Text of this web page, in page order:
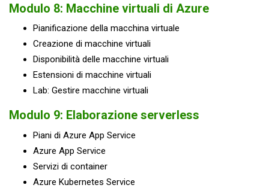
Modulo 8: Macchine virtuali di Azure
Pianificazione della macchina virtuale
Creazione di macchine virtuali
Disponibilità delle macchine virtuali
Estensioni di macchine virtuali
Lab: Gestire macchine virtuali
Modulo 9: Elaborazione serverless
Piani di Azure App Service
Azure App Service
Servizi di container
Azure Kubernetes Service